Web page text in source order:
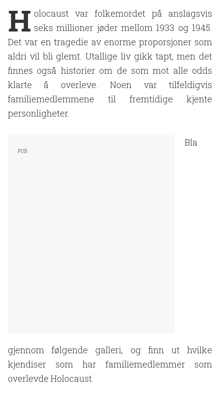
H olocaust var folkemordet på anslagsvis
seks millioner jøder mellom 1933 og 1945.
Det var en tragedie av enorme proporsjoner som
aldri vil bli glemt. Utallige liv gikk tapt, men det
finnes også historier om de som mot alle odds
klarte å overleve. Noen var tilfeldigvis
familiemedlemmene til fremtidige kjente
personligheter.
Bla
gjennom følgende galleri, og finn ut hvilke
kjendiser som har familiemedlemmer som
overlevde Holocaust.